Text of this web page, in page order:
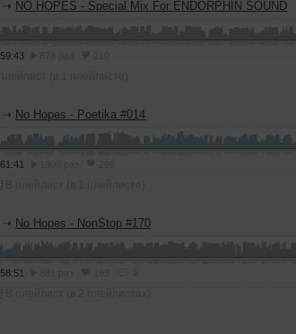
➝ NO HOPES - Special Mix For ENDORPHIN SOUND
59:43
➝ No Hopes - Poetika #014
61:41
➝ No Hopes - NonStop #170
58:51